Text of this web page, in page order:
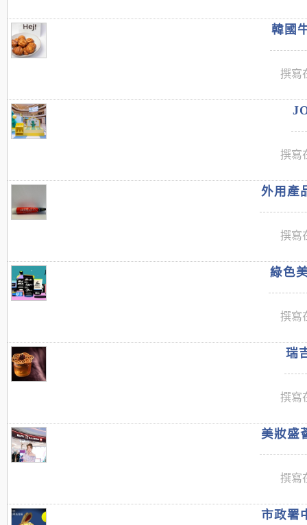
韓國
撰寫
撰寫
外用產
撰寫
綠色
撰寫
瑞
撰寫
美妝盛
撰寫
市政署